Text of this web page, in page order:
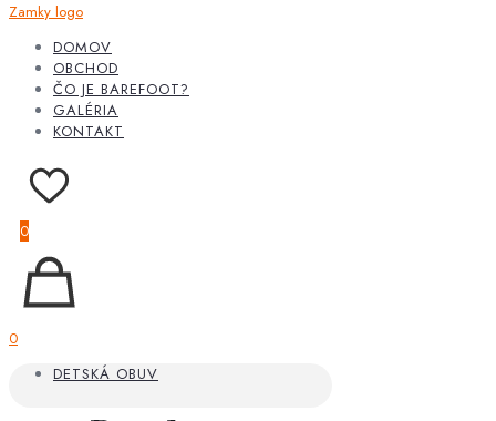
DOMOV
OBCHOD
ČO JE BAREFOOT?
GALÉRIA
KONTAKT
0
0
DETSKÁ OBUV